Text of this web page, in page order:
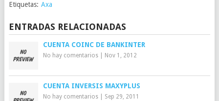
Etiquetas: Axa
ENTRADAS RELACIONADAS
CUENTA COINC DE BANKINTER
No hay comentarios| Nov 1, 2012
CUENTA INVERSIS MAXYPLUS
No hay comentarios| Sep 29, 2011